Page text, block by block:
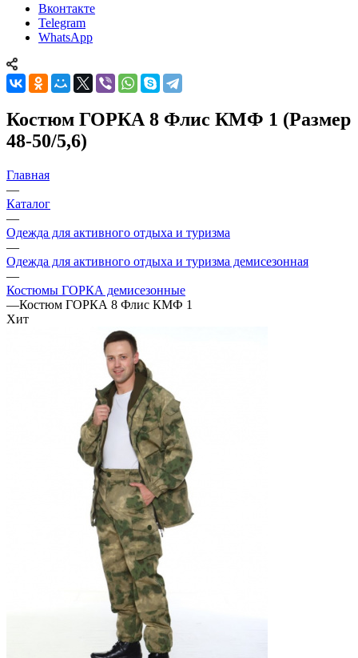
Вконтакте
Telegram
WhatsApp
Костюм ГОРКА 8 Флис КМФ 1 (Размер
48-50/5,6)
Главная
—
Каталог
—
Одежда для активного отдыха и туризма
—
Одежда для активного отдыха и туризма демисезонная
—
Костюмы ГОРКА демисезонные
—Костюм ГОРКА 8 Флис КМФ 1
Хит